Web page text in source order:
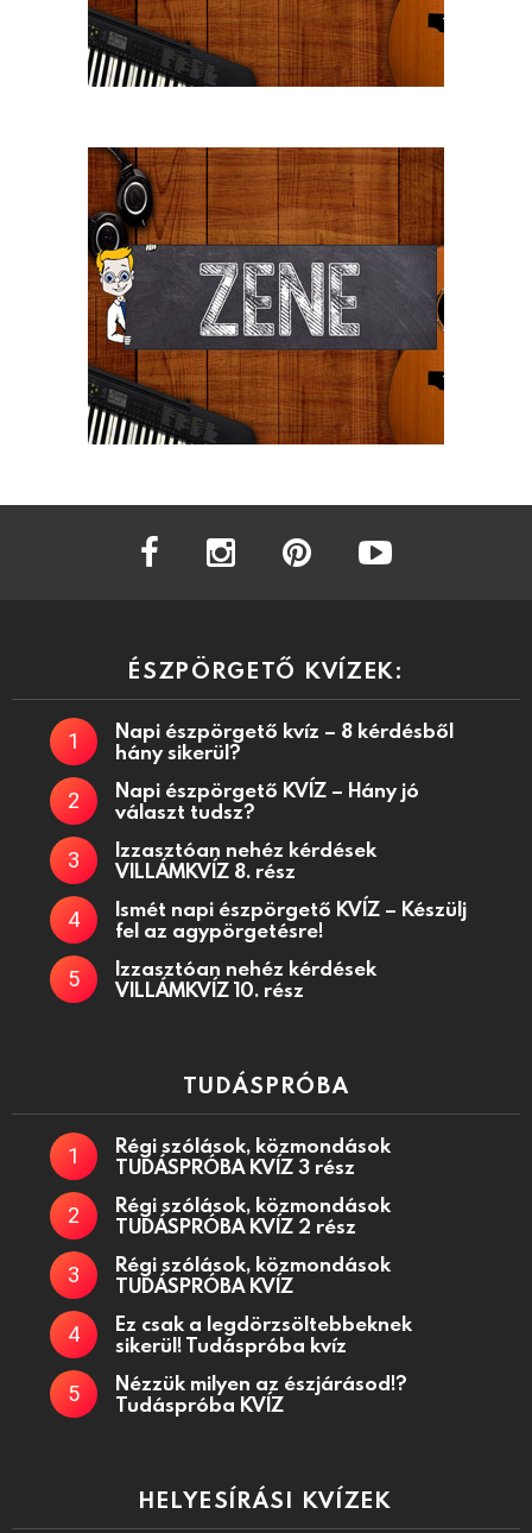
facebook instagram
ÉSZPÖRGETŐ KVÍZEK:
Napi észpörgető kvíz – 8 kérdésből
hány sikerül?
Napi észpörgető KVÍZ – Hány jó
választ tudsz?
Izzasztóan nehéz kérdések
VILLÁMKVÍZ 8. rész
Ismét napi észpörgető KVÍZ – Készülj
fel az agypörgetésre!
Izzasztóan nehéz kérdések
VILLÁMKVÍZ 10. rész
TUDÁSPRÓBA
Régi szólások, közmondások
TUDÁSPRÓBA KVÍZ 3 rész
Régi szólások, közmondások
TUDÁSPRÓBA KVÍZ 2 rész
Régi szólások, közmondások
TUDÁSPRÓBA KVÍZ
Ez csak a legdörzsöltebbeknek
sikerül! Tudáspróba kvíz
Nézzük milyen az észjárásod!?
Tudáspróba KVÍZ
HELYESÍRÁSI KVÍZEK